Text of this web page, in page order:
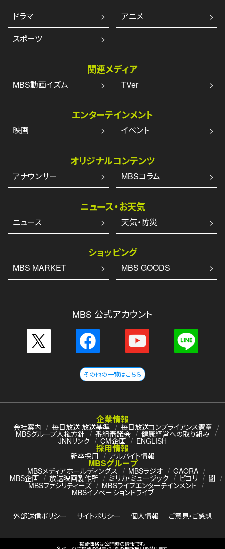
ドラマ
アニメ
スポーツ
関連メディア
MBS動画イズム TVer
エンターテインメント
映画 イベント
オリジナルコンテンツ
アナウンサー MBSコラム
ニュース・お天気
ニュース 天気・防災
ショッピング
MBS MARKET MBS GOODS
MBS 公式アカウント
その他の一覧はこちら
企業情報
会社案内 毎日放送 放送基準 毎日放送コンプライアンス憲章
MBSグループ人権方針 番組審議会 健康経営への取り組み
JNNリンク CM企画 ENGLISH
採用情報
新卒採用 アルバイト情報
MBSグループ
MBSメディアホールディングス MBSラジオ GAORA
MBS企画 放送映画製作所 ミリカ・ミュージック ピコリ 闇
MBSファシリティーズ MBSライブエンターテインメント
MBSイノベーションドライブ
外部送信ポリシー サイトポリシー 個人情報 ご意見・ご感想
掲載価格は公開時の情報です。